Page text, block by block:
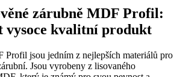
zárubně MDF Profil:
vysoce kvalitní produkt
Profil jsou jedním z nejlepších materiálů pro
Jsou vyrobeny z lisovaného